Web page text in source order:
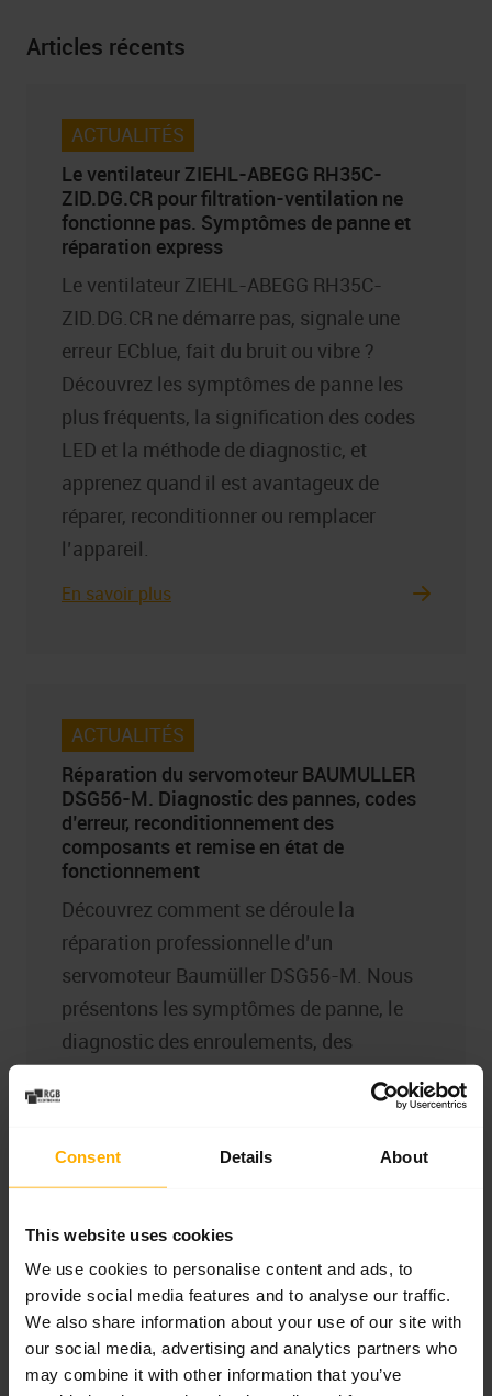
Consent Details About
This website uses cookies
We use cookies to personalise content and ads, to
provide social media features and to analyse our traffic.
We also share information about your use of our site with
our social media, advertising and analytics partners who
may combine it with other information that you’ve
Articles récents
ACTUALITÉS
Le ventilateur ZIEHL-ABEGG RH35C-
ZID.DG.CR pour filtration-ventilation ne
fonctionne pas. Symptômes de panne et
réparation express
Le ventilateur ZIEHL-ABEGG RH35C-
ZID.DG.CR ne démarre pas, signale une
erreur ECblue, fait du bruit ou vibre ?
Découvrez les symptômes de panne les
plus fréquents, la signification des codes
LED et la méthode de diagnostic, et
apprenez quand il est avantageux de
réparer, reconditionner ou remplacer
l’appareil.
En savoir plus
ACTUALITÉS
Réparation du servomoteur BAUMULLER
DSG56-M. Diagnostic des pannes, codes
d’erreur, reconditionnement des
composants et remise en état de
fonctionnement
Découvrez comment se déroule la
réparation professionnelle d’un
servomoteur Baumüller DSG56-M. Nous
présentons les symptômes de panne, le
diagnostic des enroulements, des
roulements, du frein, du resolver et du
codeur, l’interprétation des erreurs des